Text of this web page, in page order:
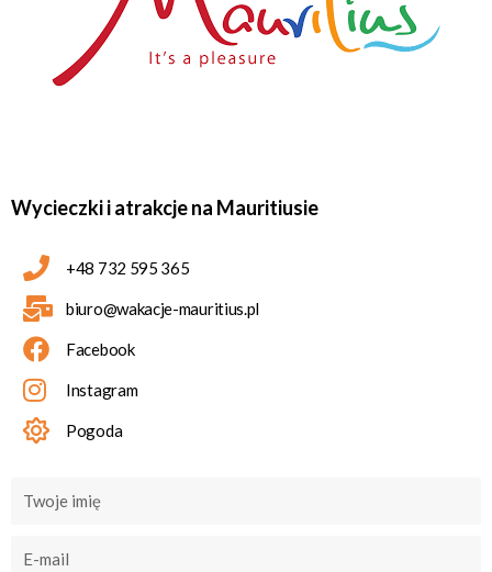
Wycieczki i atrakcje na Mauritiusie
+48 732 595 365
biuro@wakacje-mauritius.pl
Facebook
Instagram
Pogoda